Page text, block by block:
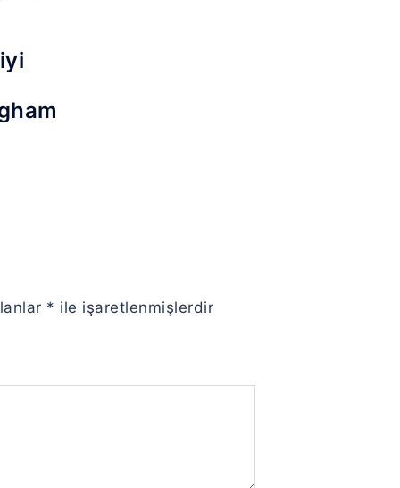
* ile işaretlenmişlerdir